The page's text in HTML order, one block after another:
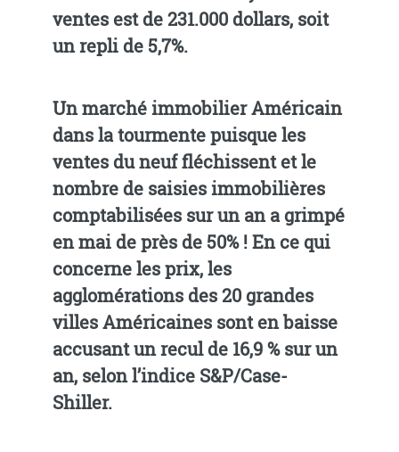
ventes est de 231.000 dollars, soit
un repli de 5,7%.
Un marché immobilier Américain
dans la tourmente puisque les
ventes du neuf fléchissent et le
nombre de saisies immobilières
comptabilisées sur un an a grimpé
en mai de près de 50% ! En ce qui
concerne les prix, les
agglomérations des 20 grandes
villes Américaines sont en baisse
accusant un recul de 16,9 % sur un
an, selon l’indice S&P/Case-
Shiller.